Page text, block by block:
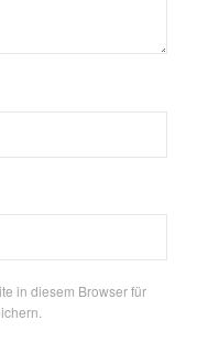
in diesem Browser für